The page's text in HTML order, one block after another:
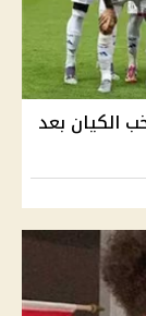
الكيان بعد